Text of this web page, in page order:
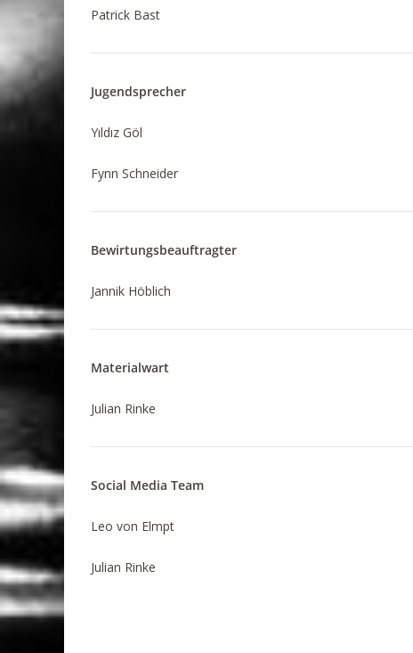
Patrick Bast
Jugendsprecher
Yıldız Göl
Fynn Schneider
Bewirtungsbeauftragter
Jannik Höblich
Materialwart
Julian Rinke
Social Media Team
Leo von Elmpt
Julian Rinke